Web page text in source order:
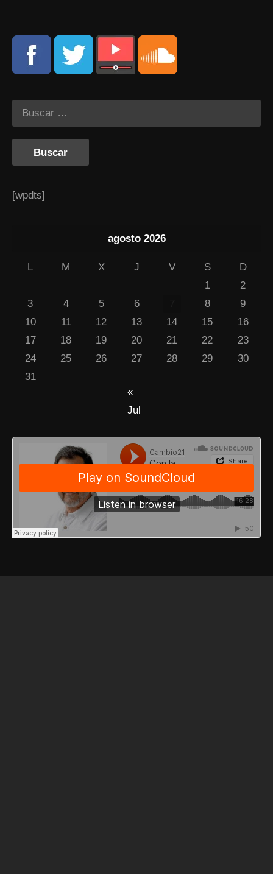
[wpdts]
agosto 2026
L M X J V S
D
1
2
3
4 5 6 8
9
10
11 12 13 14 15
16
17
18 19 20 21 22
23
24
25 26 27 28 29
30
31
«
Jul